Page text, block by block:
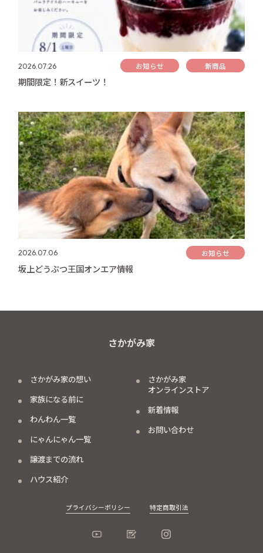
2026.07.26 お知らせ 新商品
期間限定！新スイーツ！
2026.07.06 お知らせ
坂上どうぶつ王国オンエア情報
さかがみ家
さかがみ家の想い
家族になる前に
わんわん一覧
にゃんにゃん一覧
譲渡までの流れ
ハウス紹介
さかがみ家
オンラインストア
新着情報
お問い合わせ
プライバシーポリシー 特定商取引法